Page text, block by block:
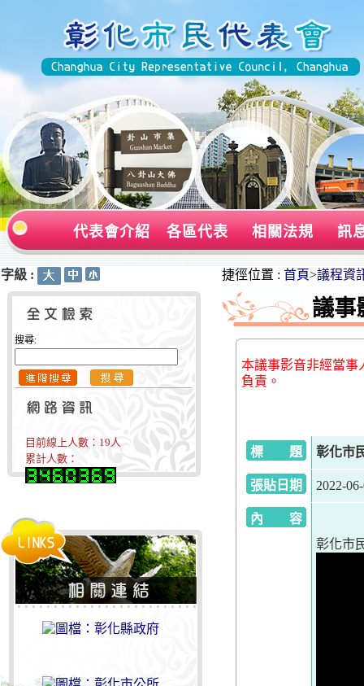
代表會介紹 各區代表 相關法規 訊
字級 :
搜尋:
目前線上人數： 19人
累計人數：
捷徑位置 : 首頁>議程資
議事
本議事影音非經當事
負責。
標 題 彰化市
張貼日期 2022-
內 容
彰化市